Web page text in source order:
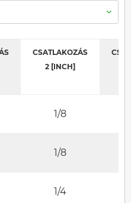
CSATLAKOZÁS
2 [INCH]
1/8
1/8
1/4